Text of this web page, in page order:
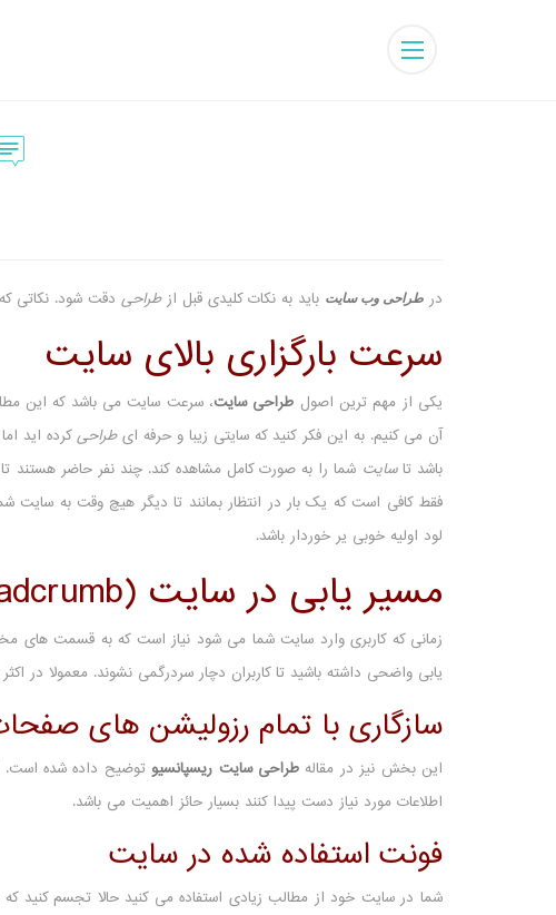
در طراحی وب سایت باید به نکات کلیدی قبل ازطراحی دقت شود. نکاتی
سرعت بارگزاری بالای سایت
یکی از مهم ترین اصول طراحی سایت، سرعت سایت می باشد که این
آن می کنیم. به این فکر کنید که سایتی زیبا و حرفه ایطراحیکرده اید
باشد تاسایت شما را به صورت کامل مشاهده کند. چند نفر حاضر هستند
فقط کافی است که یک بار در انتظار بمانند تا دیگر هیچ وقت به سایت
لود اولیه خوبی یر خوردار باشد.
مسیر یابی در سایت (breadcrumb)
زمانی که کاربری وارد سایت شما می شود نیاز است که به قسمت های
یابی واضحی داشته باشید تا کاربران دچار سردرگمی نشوند. معمولا در
سازگاری با تمام رزولیشن های
این بخش نیز در مقالهطراحی سایت ریسپانسیوتوضیح داده شده است.
اطلاعات مورد نیاز دست پیدا کنند بسیار حائز اهمیت می باشد.
فونت استفاده شده در سایت
شما در سایت خود از مطالب زیادی استفاده می کنید حالا تجسم کنید